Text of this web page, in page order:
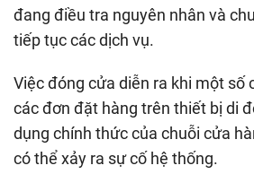
đang điều tra nguyên nhân và
tiếp tục các dịch vụ.
Việc đóng cửa diễn ra khi một số
các đơn đặt hàng trên thiết bị di
dụng chính thức của chuỗi cửa
có thể xảy ra sự cố hệ thống.